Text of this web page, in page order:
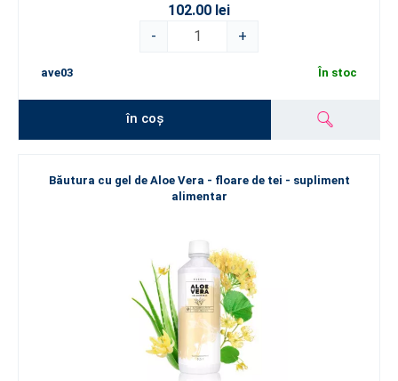
102.00 lei
-
+
ave03 În stoc
în coș
Băutura cu gel de Aloe Vera - floare de tei - supliment
alimentar